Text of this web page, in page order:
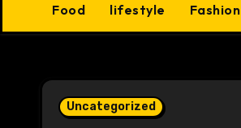
Food lifestyle Fashion
Uncategorized